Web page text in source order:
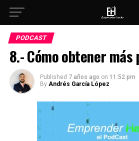
PODCAST
8.- Cómo obtener
Published 7 años ago on 11:52 pm
By Andrés García López